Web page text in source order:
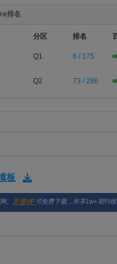
排名
分区 排名
Q1 6 / 175
Q2 73 / 286
板
。 开通VIP 可免费下载，并享1w+期刊模